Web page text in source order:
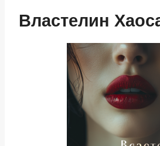
Властелин